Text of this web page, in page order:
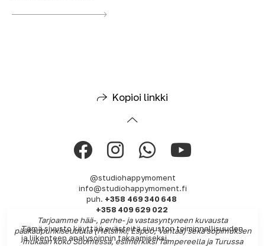
Kopioi linkki
@studiohappymoment
info@studiohappymoment.fi
puh. +358 469 340 648
+358 409 629 022
Tarjoamme hää-, perhe- ja vastasyntyneen kuvausta
pääkaupunkiseudulla (Helsinki, Espoo, Vantaa) sekä sopimuksen
mukaan koko Suomessa, esimerkiksi Tampereella ja Turussa
Tämä sivusto käyttää evästeitä sivuston toiminnallisuuden
ja liikenteen analysoinnin takaamiseksi.